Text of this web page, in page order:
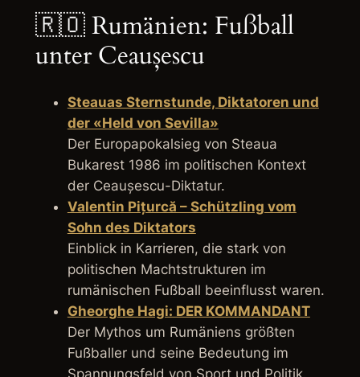
🇷🇴 Rumänien: Fußball
unter Ceaușescu
Steauas Sternstunde, Diktatoren und
der «Held von Sevilla»
Der Europapokalsieg von Steaua
Bukarest 1986 im politischen Kontext
der Ceaușescu-Diktatur.
Valentin Pițurcă – Schützling vom
Sohn des Diktators
Einblick in Karrieren, die stark von
politischen Machtstrukturen im
rumänischen Fußball beeinflusst waren.
Gheorghe Hagi: DER KOMMANDANT
Der Mythos um Rumäniens größten
Fußballer und seine Bedeutung im
Spannungsfeld von Sport und Politik.